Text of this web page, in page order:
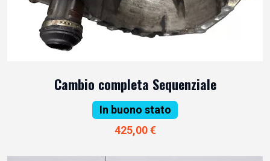
Cambio completa Sequenziale
In buono stato
425,00 €